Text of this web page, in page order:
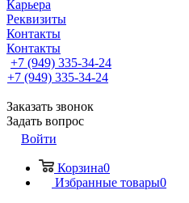
Карьера
Реквизиты
Контакты
Контакты
+7 (949) 335-34-24
+7 (949) 335-34-24
Заказать звонок
Задать вопрос
Войти
Корзина0
Избранные товары0